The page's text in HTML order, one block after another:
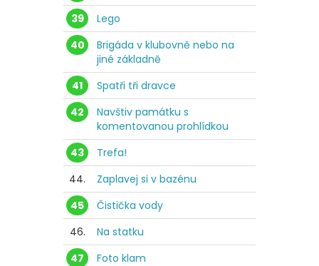
39
Lego
40
Brigáda v klubovně nebo na
jiné základně
41
Spatři tři dravce
42
Navštiv památku s
komentovanou prohlídkou
43
Trefa!
44.
Zaplavej si v bazénu
45
Čistička vody
46.
Na statku
47
Foto klam